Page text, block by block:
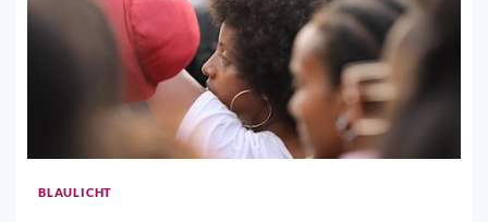
BLAULICHT